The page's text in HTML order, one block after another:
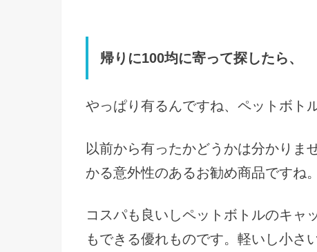
帰りに100均に寄って探したら、
やっぱり有るんですね、ペットボト
以前から有ったかどうかは分かりま
かる意外性のあるお勧め商品ですね。
コスパも良いしペットボトルのキャ
もできる優れものです。軽いし小さ